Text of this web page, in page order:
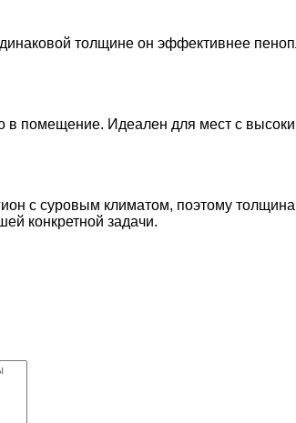
толщине он эффективнее
в помещение. Идеален для мест с
с суровым климатом, поэтому
конкретной задачи.